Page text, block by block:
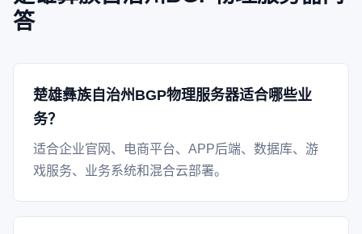
答
楚雄彝族自治州BGP物理服务器适合哪些业
务？
适合企业官网、电商平台、APP后端、数据库、游
戏服务、业务系统和混合云部署。